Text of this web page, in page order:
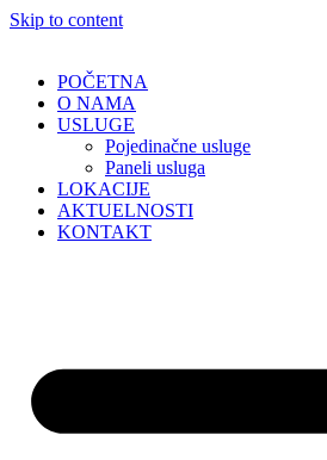
Skip to content
POČETNA
O NAMA
USLUGE
Pojedinačne usluge
Paneli usluga
LOKACIJE
AKTUELNOSTI
KONTAKT